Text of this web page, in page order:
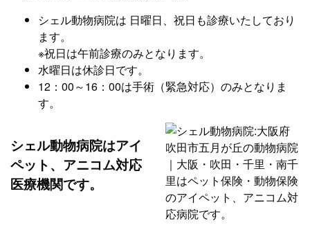
シェル動物病院は 日曜日、祝日も診療いたしており
ます。
※祝日は午前診療のみとなります。
水曜日は休診日です。
12：00～16：00は手術（緊急対応）のみとなりま
す。
シェル動物病院はアイ
ペット、アニコム対応
医療機関です。